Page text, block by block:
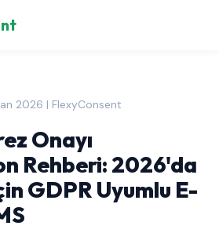
2026 | FlexyConsent
Onayı
Rehberi: 2026'da
GDPR Uyumlu E-